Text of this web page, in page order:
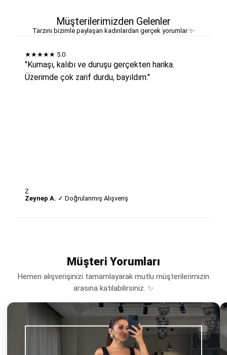
Müşterilerimizden Gelenler
Tarzını bizimle paylaşan kadınlardan gerçek yorumlar ✨
★★★★★ 5.0
"Kumaşı, kalıbı ve duruşu gerçekten harika.
Üzerimde çok zarif durdu, bayıldım."
Z
Zeynep A. ✓ Doğrulanmış Alışveriş
Müşteri Yorumları
Hemen alışverişinizi tamamlayarak mutlu müşterilerimizin
arasına katılabilirsiniz. ✨